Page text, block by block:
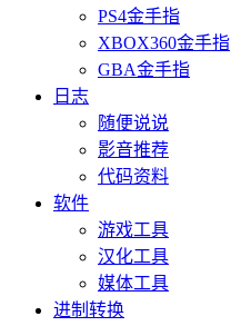
PS4金手指
XBOX360金手指
GBA金手指
日志
随便说说
影音推荐
代码资料
软件
游戏工具
汉化工具
媒体工具
进制转换